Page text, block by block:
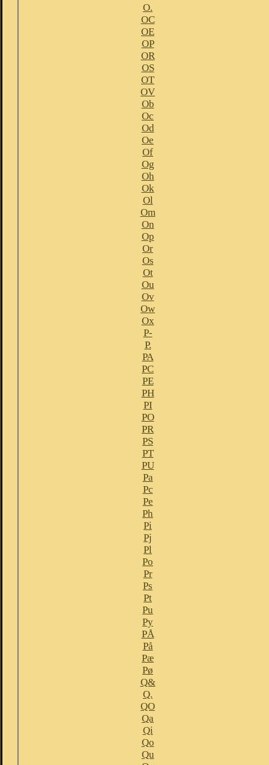
O.
OC
OE
OP
OR
OS
OT
OV
Ob
Oc
Od
Oe
Of
Og
Oh
Ok
Ol
Om
On
Op
Or
Os
Ot
Ou
Ov
Ow
Ox
P-
P.
PA
PC
PE
PH
PI
PO
PR
PS
PT
PU
Pa
Pc
Pe
Ph
Pi
Pj
Pl
Po
Pr
Ps
Pt
Pu
Py
PÅ
På
Pæ
Pø
Q&
Q.
QO
Qa
Qi
Qo
Qu